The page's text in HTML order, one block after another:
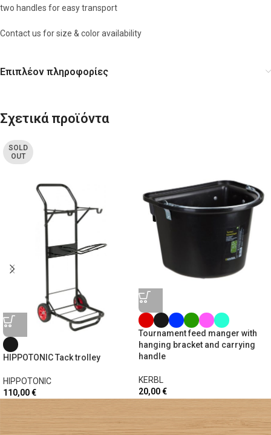
two handles for easy transport
Contact us for size & color availability
Επιπλέον πληροφορίες
Σχετικά προϊόντα
SOLD
OUT
HIPPOTONIC Tack trolley
HIPPOTONIC
110,00€
Tournament feed manger with
hanging bracket and carrying
handle
KERBL
20,00€